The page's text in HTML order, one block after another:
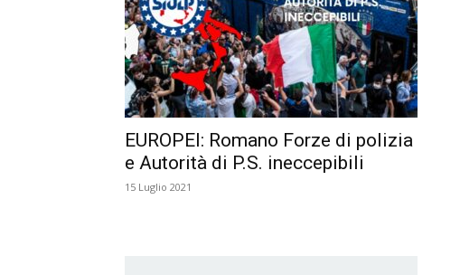
EUROPEI: Romano Forze di polizia
e Autorità di P.S. ineccepibili
15 Luglio 2021